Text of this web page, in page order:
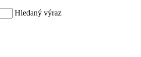
Hledaný výraz